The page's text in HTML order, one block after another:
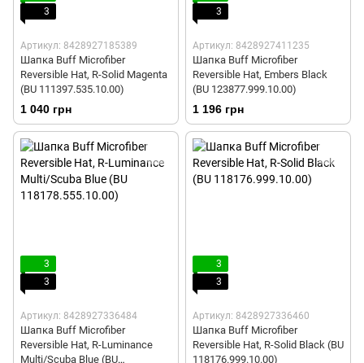
3
Артикул: 8428927185389
Шапка Buff Microfiber
Reversible Hat, R-Solid Magenta
(BU 111397.535.10.00)
1 040 грн
3
Артикул: 8428927411235
Шапка Buff Microfiber
Reversible Hat, Embers Black
(BU 123877.999.10.00)
1 196 грн
3
3
Артикул: 8428927336484
Шапка Buff Microfiber
Reversible Hat, R-Luminance
Multi/Scuba Blue (BU
3
3
Артикул: 8428927336460
Шапка Buff Microfiber
Reversible Hat, R-Solid Black (BU
118176.999.10.00)